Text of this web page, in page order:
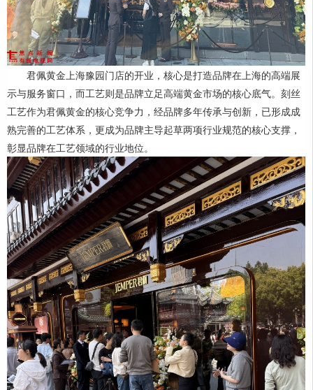
君佩黄金上海豫园门店的开业，核心是打造品牌在上海的高端展
示与服务窗口，而工艺则是品牌立足高端黄金市场的核心底气。刻丝
工艺作为君佩黄金的核心竞争力，经品牌多年传承与创新，已形成成
熟完善的工艺体系，更成为品牌主导起草两项行业规范的核心支撑，
彰显品牌在工艺领域的行业地位。